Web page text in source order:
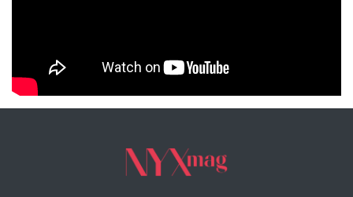
NYXmag 2. Yaş Kutlama Etkinliği